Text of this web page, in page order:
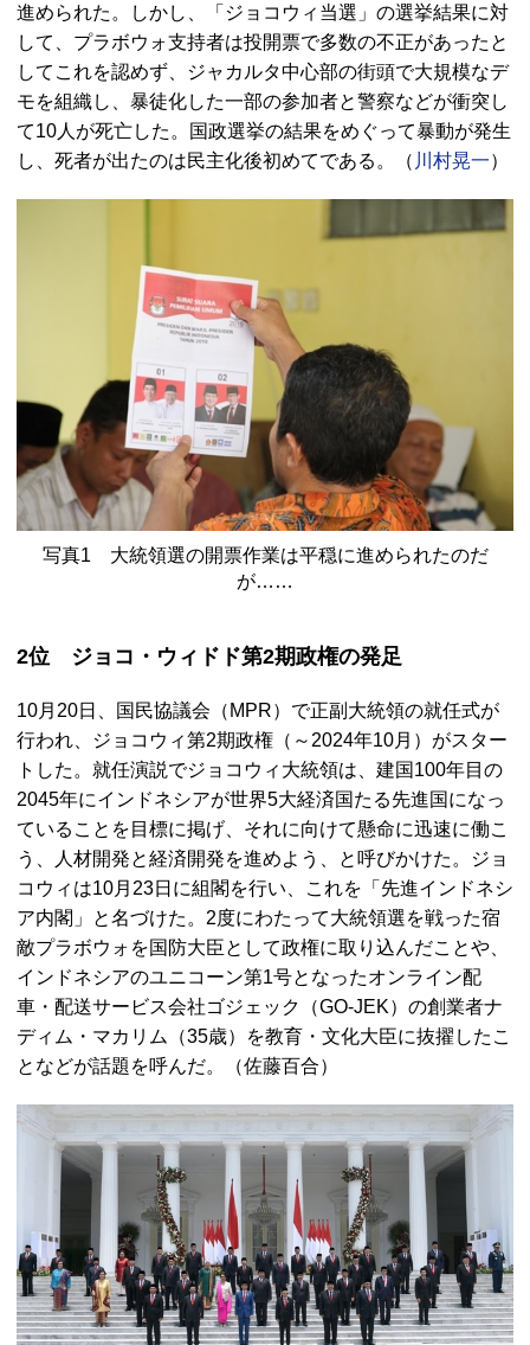
進められた。しかし、「ジョコウィ当選」の選挙結果に対
して、プラボウォ支持者は投開票で多数の不正があったと
してこれを認めず、ジャカルタ中心部の街頭で大規模なデ
モを組織し、暴徒化した一部の参加者と警察などが衝突し
て10人が死亡した。国政選挙の結果をめぐって暴動が発生
し、死者が出たのは民主化後初めてである。（ 川村晃一）
写真1 大統領選の開票作業は平穏に進められたのだ
が……
2位 ジョコ・ウィドド第2期政権の発足
10月20日、国民協議会（MPR）で正副大統領の就任式が
行われ、ジョコウィ第2期政権（～2024年10月）がスター
トした。就任演説でジョコウィ大統領は、建国100年目の
2045年にインドネシアが世界5大経済国たる先進国になっ
ていることを目標に掲げ、それに向けて懸命に迅速に働こ
う、人材開発と経済開発を進めよう、と呼びかけた。ジョ
コウィは10月23日に組閣を行い、これを「先進インドネシ
ア内閣」と名づけた。2度にわたって大統領選を戦った宿
敵プラボウォを国防大臣として政権に取り込んだことや、
インドネシアのユニコーン第1号となったオンライン配
車・配送サービス会社ゴジェック（GO-JEK）の創業者ナ
ディム・マカリム（35歳）を教育・文化大臣に抜擢したこ
となどが話題を呼んだ。（佐藤百合）